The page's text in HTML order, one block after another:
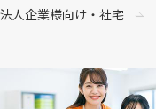
法人企業様向け・社宅